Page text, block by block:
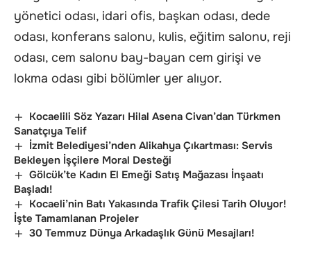
yönetici odası, idari ofis, başkan odası, dede
odası, konferans salonu, kulis, eğitim salonu, reji
odası, cem salonu bay-bayan cem girişi ve
lokma odası gibi bölümler yer alıyor.
Kocaelili Söz Yazarı Hilal Asena Civan’dan Türkmen
Sanatçıya Telif
İzmit Belediyesi’nden Alikahya Çıkartması: Servis
Bekleyen İşçilere Moral Desteği
Gölcük’te Kadın El Emeği Satış Mağazası İnşaatı
Başladı!
Kocaeli’nin Batı Yakasında Trafik Çilesi Tarih Oluyor!
İşte Tamamlanan Projeler
30 Temmuz Dünya Arkadaşlık Günü Mesajları!